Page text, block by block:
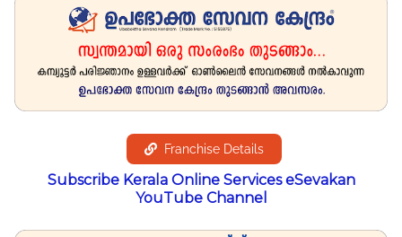
Franchise Details
Subscribe Kerala Online Services eSevakan
YouTube Channel